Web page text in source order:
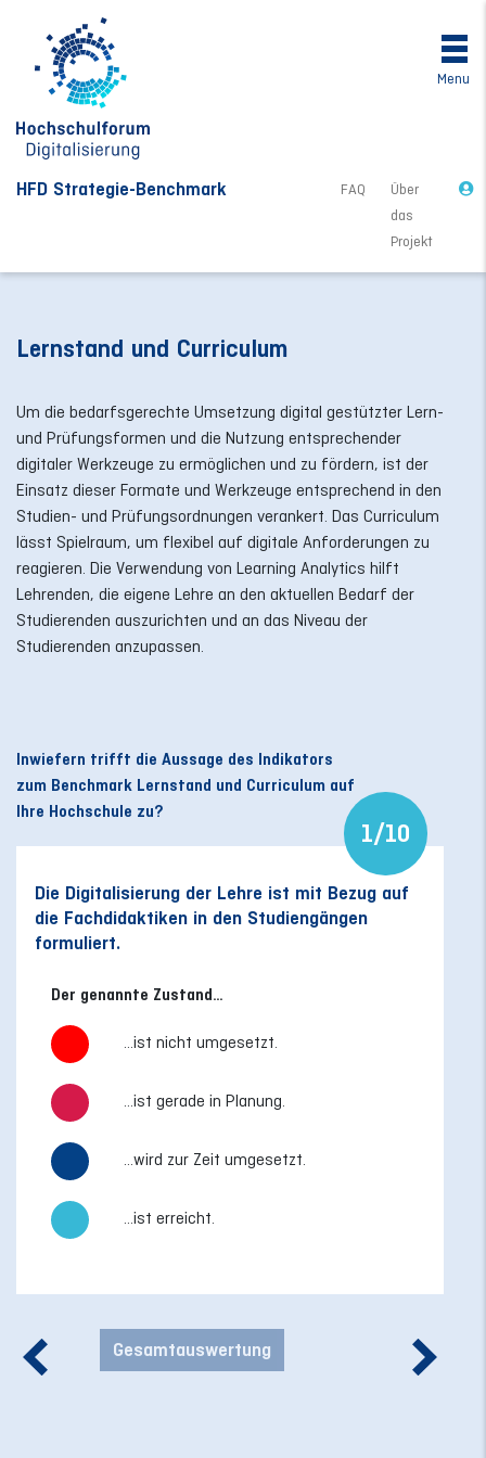
Menu
HFD Strategie-Benchmark FAQ
Über
das
Projekt
Lernstand und Curriculum
Um die bedarfsgerechte Umsetzung digital gestützter Lern-
und Prüfungsformen und die Nutzung entsprechender
digitaler Werkzeuge zu ermöglichen und zu fördern, ist der
Einsatz dieser Formate und Werkzeuge entsprechend in den
Studien- und Prüfungsordnungen verankert. Das Curriculum
lässt Spielraum, um flexibel auf digitale Anforderungen zu
reagieren. Die Verwendung von Learning Analytics hilft
Lehrenden, die eigene Lehre an den aktuellen Bedarf der
Studierenden auszurichten und an das Niveau der
Studierenden anzupassen.
Inwiefern trifft die Aussage des Indikators
zum Benchmark Lernstand und Curriculum auf
Ihre Hochschule zu?
1/10
Die Digitalisierung der Lehre ist mit Bezug auf
die Fachdidaktiken in den Studiengängen
formuliert.
Der genannte Zustand…
...ist nicht umgesetzt.
...ist gerade in Planung.
...wird zur Zeit umgesetzt.
...ist erreicht.
Gesamtauswertung